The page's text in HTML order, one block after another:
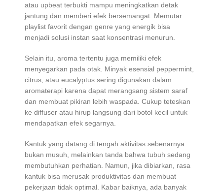
atau upbeat terbukti mampu meningkatkan detak
jantung dan memberi efek bersemangat. Memutar
playlist favorit dengan genre yang energik bisa
menjadi solusi instan saat konsentrasi menurun.
Selain itu, aroma tertentu juga memiliki efek
menyegarkan pada otak. Minyak esensial peppermint,
citrus, atau eucalyptus sering digunakan dalam
aromaterapi karena dapat merangsang sistem saraf
dan membuat pikiran lebih waspada. Cukup teteskan
ke diffuser atau hirup langsung dari botol kecil untuk
mendapatkan efek segarnya.
Kantuk yang datang di tengah aktivitas sebenarnya
bukan musuh, melainkan tanda bahwa tubuh sedang
membutuhkan perhatian. Namun, jika dibiarkan, rasa
kantuk bisa merusak produktivitas dan membuat
pekerjaan tidak optimal. Kabar baiknya, ada banyak